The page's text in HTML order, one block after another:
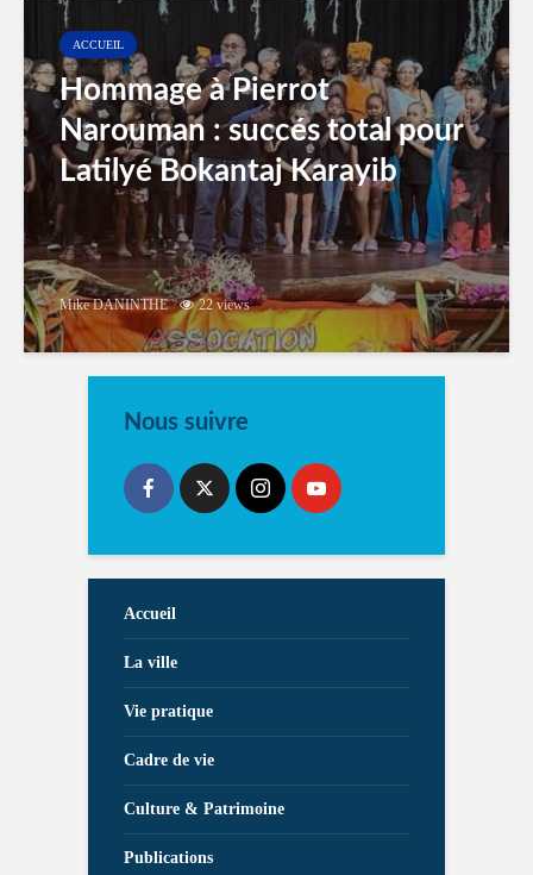
ACCUEIL
Hommage à Pierrot
Narouman : succés total pour
Latilyé Bokantaj Karayib
Mike DANINTHE 22 views
Nous suivre
Accueil
La ville
Vie pratique
Cadre de vie
Culture & Patrimoine
Publications